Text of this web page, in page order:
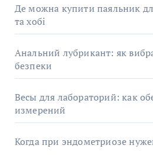
Де можна купити паяльник
та хобі
Анальний лубрикант: як
безпеки
Весы для лабораторий: как
измерений
Когда при эндометриозе